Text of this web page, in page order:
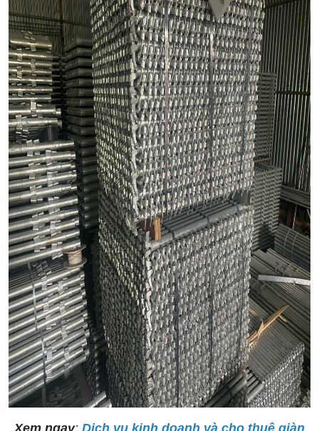
Xem ngay: Dịch vụ kinh doanh và cho thuê giàn